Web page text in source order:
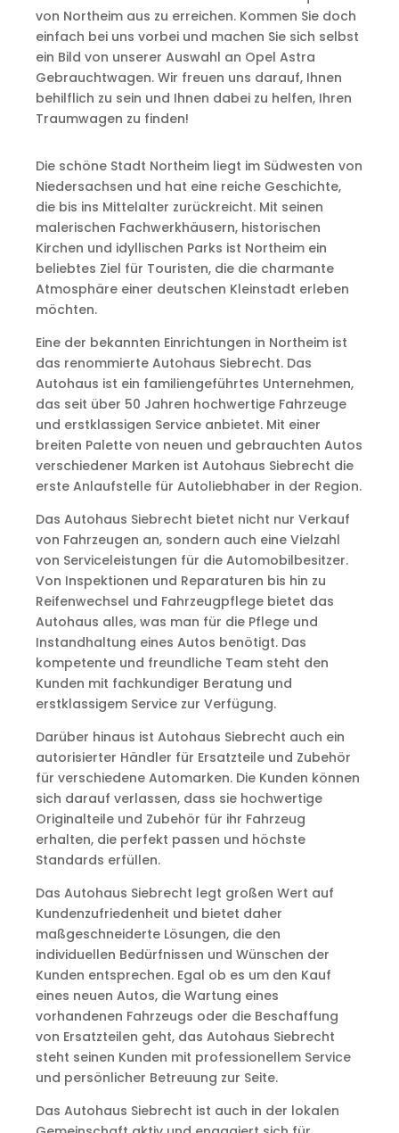
von Northeim aus zu erreichen. Kommen Sie doch
einfach bei uns vorbei und machen Sie sich selbst
ein Bild von unserer Auswahl an Opel Astra
Gebrauchtwagen. Wir freuen uns darauf, Ihnen
behilflich zu sein und Ihnen dabei zu helfen, Ihren
Traumwagen zu finden!
Die schöne Stadt Northeim liegt im Südwesten von
Niedersachsen und hat eine reiche Geschichte,
die bis ins Mittelalter zurückreicht. Mit seinen
malerischen Fachwerkhäusern, historischen
Kirchen und idyllischen Parks ist Northeim ein
beliebtes Ziel für Touristen, die die charmante
Atmosphäre einer deutschen Kleinstadt erleben
möchten.
Eine der bekannten Einrichtungen in Northeim ist
das renommierte Autohaus Siebrecht. Das
Autohaus ist ein familiengeführtes Unternehmen,
das seit über 50 Jahren hochwertige Fahrzeuge
und erstklassigen Service anbietet. Mit einer
breiten Palette von neuen und gebrauchten Autos
verschiedener Marken ist Autohaus Siebrecht die
erste Anlaufstelle für Autoliebhaber in der Region.
Das Autohaus Siebrecht bietet nicht nur Verkauf
von Fahrzeugen an, sondern auch eine Vielzahl
von Serviceleistungen für die Automobilbesitzer.
Von Inspektionen und Reparaturen bis hin zu
Reifenwechsel und Fahrzeugpflege bietet das
Autohaus alles, was man für die Pflege und
Instandhaltung eines Autos benötigt. Das
kompetente und freundliche Team steht den
Kunden mit fachkundiger Beratung und
erstklassigem Service zur Verfügung.
Darüber hinaus ist Autohaus Siebrecht auch ein
autorisierter Händler für Ersatzteile und Zubehör
für verschiedene Automarken. Die Kunden können
sich darauf verlassen, dass sie hochwertige
Originalteile und Zubehör für ihr Fahrzeug
erhalten, die perfekt passen und höchste
Standards erfüllen.
Das Autohaus Siebrecht legt großen Wert auf
Kundenzufriedenheit und bietet daher
maßgeschneiderte Lösungen, die den
individuellen Bedürfnissen und Wünschen der
Kunden entsprechen. Egal ob es um den Kauf
eines neuen Autos, die Wartung eines
vorhandenen Fahrzeugs oder die Beschaffung
von Ersatzteilen geht, das Autohaus Siebrecht
steht seinen Kunden mit professionellem Service
und persönlicher Betreuung zur Seite.
Das Autohaus Siebrecht ist auch in der lokalen